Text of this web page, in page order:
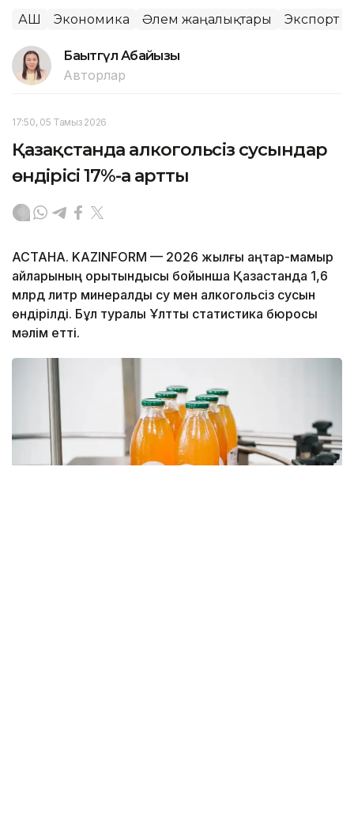
АҚШ Экономика Әлем жаңалықтары Экспорт
Бақытгүл Абайқызы
Авторлар
17:50, 05 Тамыз 2026
Қазақстанда алкогольсіз сусындар
өндірісі 17%-ға артты
АСТАНА. KAZINFORM — 2026 жылғы қаңтар-мамыр
айларының қорытындысы бойынша Қазақстанда 1,6
млрд литр минералды су мен алкогольсіз сусын
өндірілді. Бұл туралы Ұлттық статистика бюросы
мәлім етті.